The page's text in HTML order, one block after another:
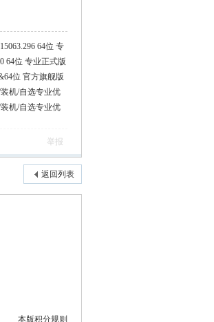
64位 专
64位 专业正式版
位 官方旗舰版
装机/自选专业优
装机/自选专业优
举报
返回列表
本版积分规则